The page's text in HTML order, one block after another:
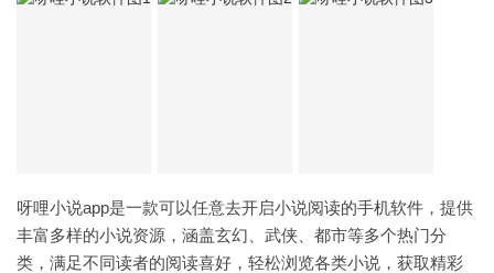
呀哩小说app是一款可以任意去开启小说阅读的手机软件，提供
丰富多样的小说资源，涵盖玄幻、武侠、都市等多个热门分
类，满足不同读者的阅读喜好，轻松浏览各类小说，获取精彩